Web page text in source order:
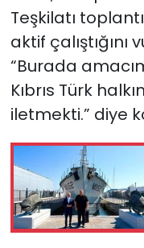
Teşkilatı
aktif
“Burada
Kıbrıs Türk
iletmekti.” diye